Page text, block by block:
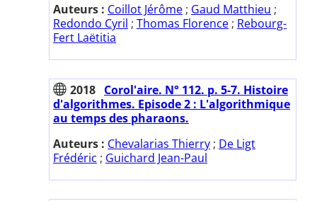
Auteurs : Coillot Jérôme ; Gaud Matthieu ;
Redondo Cyril ; Thomas Florence ; Rebourg-
Fert Laëtitia
2018 Corol'aire. N° 112. p. 5-7. Histoire
d'algorithmes. Episode 2 : L'algorithmique
au temps des pharaons.
Auteurs : Chevalarias Thierry ; De Ligt
Frédéric ; Guichard Jean-Paul